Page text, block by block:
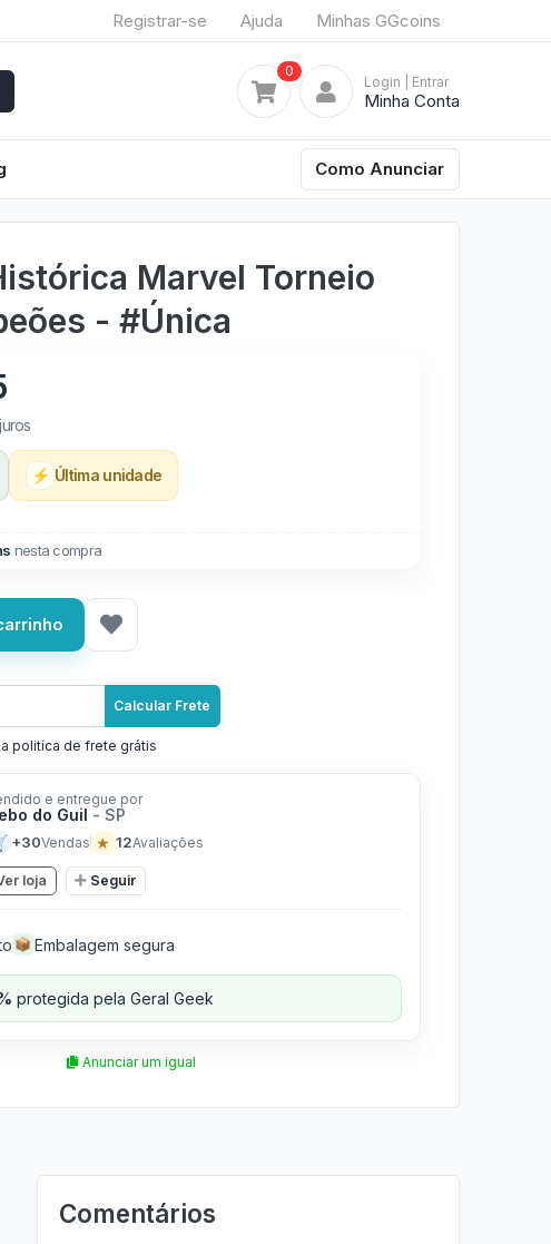
Registrar-se Ajuda Minhas GGcoins
0
Login | Entrar
Minha Conta
Como Anunciar
Marvel Torneio
- #Única
⚡ Última unidade
nesta compra
Calcular Frete
politíca de frete grátis
e entregue por
do Guil - SP
+30Vendas ★ 12Avaliações
loja Seguir
📦 Embalagem segura
protegida pela Geral Geek
Anunciar um igual
Comentários